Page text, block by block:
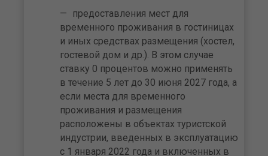
предоставления мест для
временного проживания в гостиницах
и иных средствах размещения (хостел,
гостевой дом и др.). В этом случае
ставку 0 процентов можно применять
в течение 5 лет до 30 июня 2027 года, а
если места для временного
проживания и размещения
расположены в объектах туристской
индустрии, введенных в эксплуатацию
с 1 января 2022 года и включенных в